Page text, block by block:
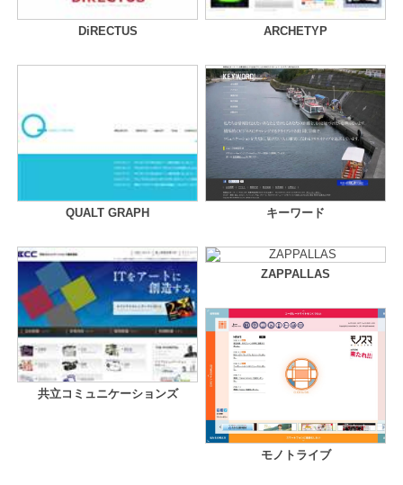
DiRECTUS ARCHETYP
QUALT GRAPH キーワード
共立コミュニケーションズ
ZAPPALLAS
モノトライブ